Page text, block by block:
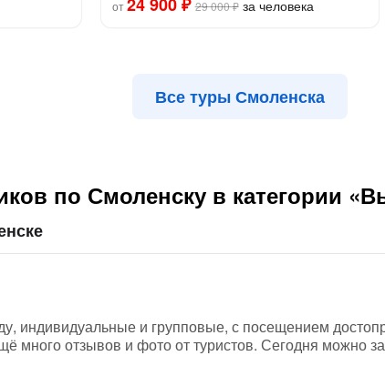
от
29 000 ₽за человека
Все туры Смоленска
по Смоленску в категории
индивидуальные и групповые, с посещением
много отзывов и фото от туристов. Сегодня можно